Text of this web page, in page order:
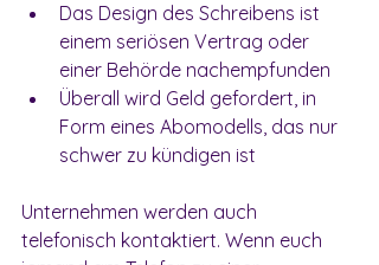
Das Design des Schreibens ist
einem seriösen Vertrag oder
einer Behörde nachempfunden
Überall wird Geld gefordert, in
Form eines Abomodells, das nur
schwer zu kündigen ist
Unternehmen werden auch
telefonisch kontaktiert. Wenn euch